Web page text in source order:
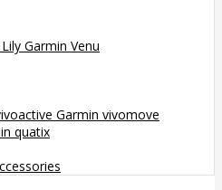
Garmin Venu
Garmin vivomove
quatix